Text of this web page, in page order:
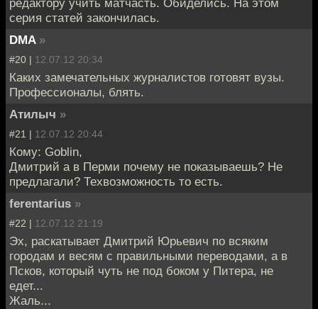
редактору учить матчасть. Обиделись. На этом
серия статей закончилась.
DMA »
#20 | 12.07.12 20:34
Каких замечательных журналистов готовят вузы.
Профессионалы, блять.
Атилыч »
#21 | 12.07.12 20:44
Кому: Goblin,
Дмитрий а в Перми почему не показываешь? Не
предлагали? Техвозможность то есть.
ferentarius »
#22 | 12.07.12 21:19
Эх, раскатывает Дмитрий Юрьевич по всяким
городам и весям с правильными переводами, а в
Псков, который чуть не под боком у Питера, не
едет...
Жаль...